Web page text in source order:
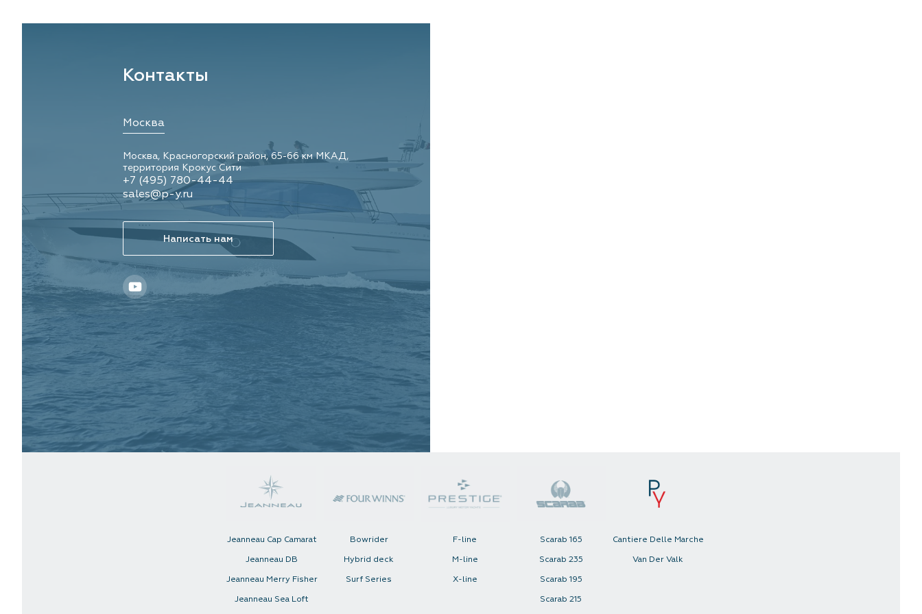
Контакты
Москва
Москва, Красногорский район, 65-66 км МКАД,
территория Крокус Сити
+7 (495) 780-44-44
sales@p-y.ru
Написать нам
Jeanneau Cap Camarat
Jeanneau DB
Jeanneau Merry Fisher
Jeanneau Sea Loft
Bowrider
Hybrid deck
Surf Series
F-line
M-line
X-line
Scarab 165
Scarab 235
Scarab 195
Scarab 215
Cantiere Delle Marche
Van Der Valk